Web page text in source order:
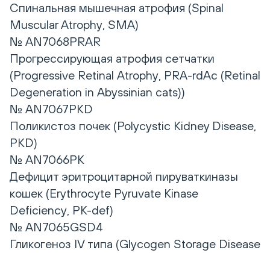
Спинальная мышечная атрофия (Spinal
Muscular Atrophy, SMA)
№ AN7068PRAR
Прогрессирующая атрофия сетчатки
(Progressive Retinal Atrophy, PRA-rdAc (Retinal
Degeneration in Abyssinian cats))
№ AN7067PKD
Поликистоз почек (Polycystic Kidney Disease,
PKD)
№ AN7066PK
Дефицит эритроцитарной пируваткиназы
кошек (Erythrocyte Pyruvate Kinase
Deficiency, PK-def)
№ AN7065GSD4
Гликогеноз IV типа (Glycogen Storage Disease